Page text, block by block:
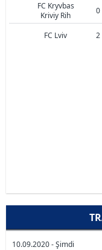
FC Kryvbas
Kriviy Rih
0
FC Lviv 2
10.09.2020 - Şimdi